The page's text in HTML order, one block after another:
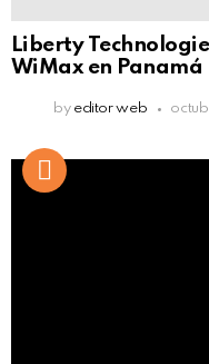
Liberty
WiMax en Panamá
by editor web